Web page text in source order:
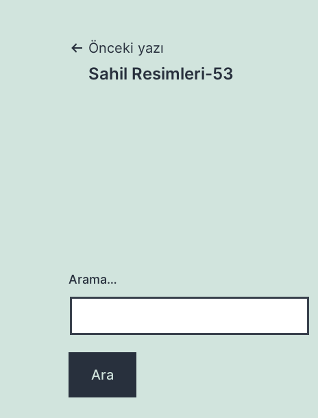
Yazı
Önceki yazı
Sahil Resimleri-53
Arama…